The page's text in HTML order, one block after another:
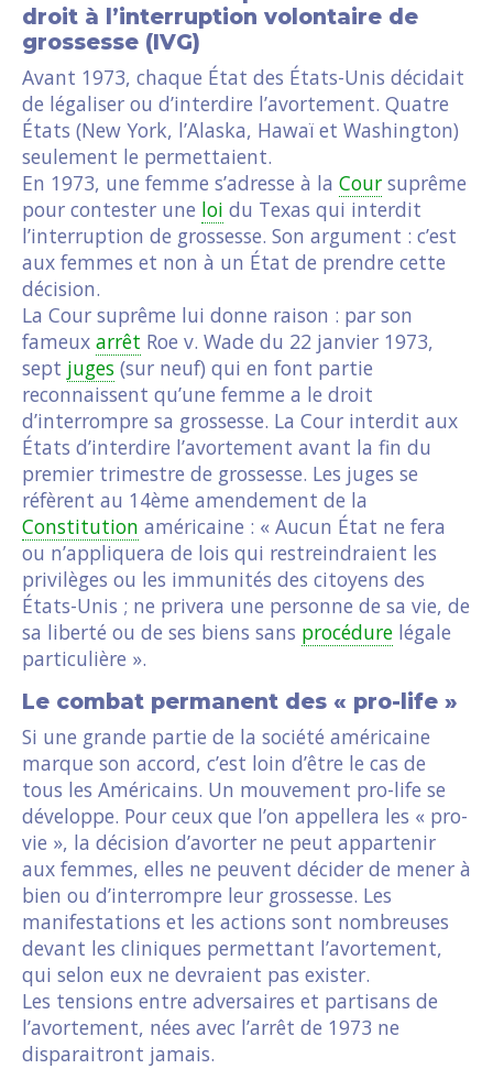
droit à l’interruption volontaire de
grossesse (IVG)
Avant 1973, chaque État des États-Unis décidait
de légaliser ou d’interdire l’avortement. Quatre
États (New York, l’Alaska, Hawaï et Washington)
seulement le permettaient.
En 1973, une femme s’adresse à la Cour suprême
pour contester une loi du Texas qui interdit
l’interruption de grossesse. Son argument : c’est
aux femmes et non à un État de prendre cette
décision.
La Cour suprême lui donne raison : par son
fameux arrêt Roe v. Wade du 22 janvier 1973,
sept juges (sur neuf) qui en font partie
reconnaissent qu’une femme a le droit
d’interrompre sa grossesse. La Cour interdit aux
États d’interdire l’avortement avant la fin du
premier trimestre de grossesse. Les juges se
réfèrent au 14ème amendement de la
Constitution américaine : « Aucun État ne fera
ou n’appliquera de lois qui restreindraient les
privilèges ou les immunités des citoyens des
États-Unis ; ne privera une personne de sa vie, de
sa liberté ou de ses biens sans procédure légale
particulière ».
Le combat permanent des « pro-life »
Si une grande partie de la société américaine
marque son accord, c’est loin d’être le cas de
tous les Américains. Un mouvement pro-life se
développe. Pour ceux que l’on appellera les « pro-
vie », la décision d’avorter ne peut appartenir
aux femmes, elles ne peuvent décider de mener à
bien ou d’interrompre leur grossesse. Les
manifestations et les actions sont nombreuses
devant les cliniques permettant l’avortement,
qui selon eux ne devraient pas exister.
Les tensions entre adversaires et partisans de
l’avortement, nées avec l’arrêt de 1973 ne
disparaitront jamais.